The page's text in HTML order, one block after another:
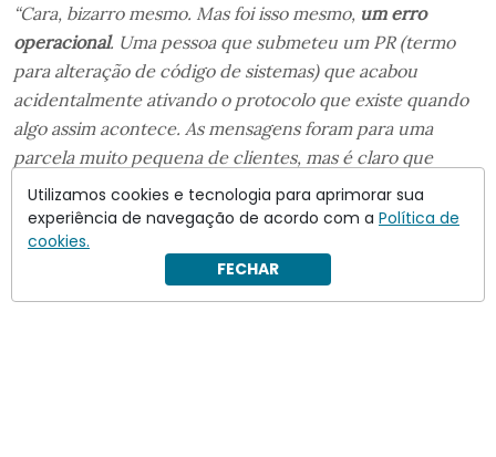
“Cara, bizarro mesmo. Mas foi isso mesmo, um erro
operacional. Uma pessoa que submeteu um PR (termo
para alteração de código de sistemas) que acabou
acidentalmente ativando o protocolo que existe quando
algo assim acontece. As mensagens foram para uma
parcela muito pequena de clientes, mas é claro que
causa um transtorno. Pedimos sinceras desculpas a todos
que receberam a informação incorreta. Enfim, mais um
aprendizado e já atuamos para que não aconteça de
Utilizamos cookies e tecnologia para aprimorar sua
experiência de navegação de acordo com a Política de
cookies.
FECHAR